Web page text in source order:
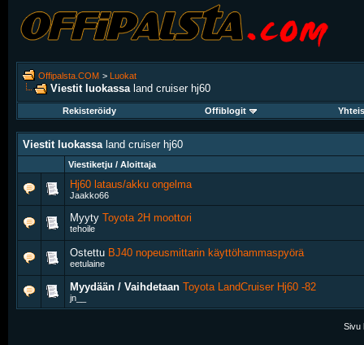
Offipalsta.COM > Luokat
Viestit luokassa land cruiser hj60
Rekisteröidy Offiblogit
Viestit luokassa land cruiser hj60
Viestiketju / Aloittaja
Hj60 lataus/akku ongelma
Jaakko66
Myyty Toyota 2H moottori
tehoile
Ostettu BJ40 nopeusmittarin käyttöhammaspyörä
eetulaine
Myydään / Vaihdetaan Toyota LandCruiser Hj60 -82
jn__
Sivu